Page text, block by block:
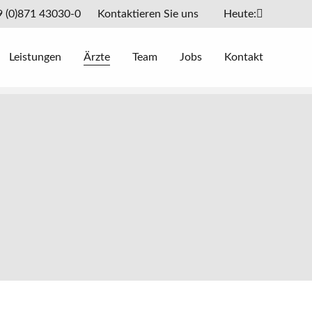
Leistungen Ärzte Team Jobs Kontakt
(0)871 43030-0 Kontaktieren Sie uns Heute: